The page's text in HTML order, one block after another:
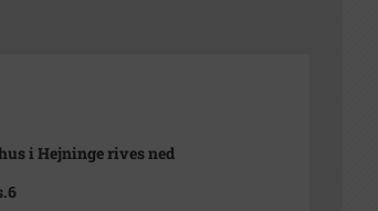
i Hejninge rives ned